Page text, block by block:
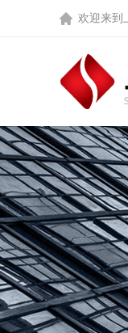
欢迎来到